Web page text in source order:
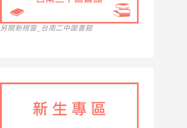
另開新視窗_台南二中圖書館